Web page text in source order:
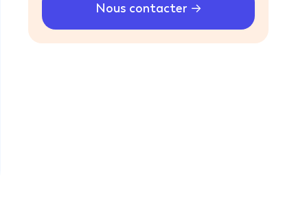
Nous contacter